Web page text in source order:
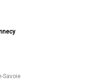
le-Vieux
Savoie